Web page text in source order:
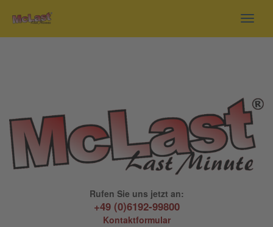
Rufen Sie uns jetzt an:
+49 (0)6192-99800
Kontaktformular